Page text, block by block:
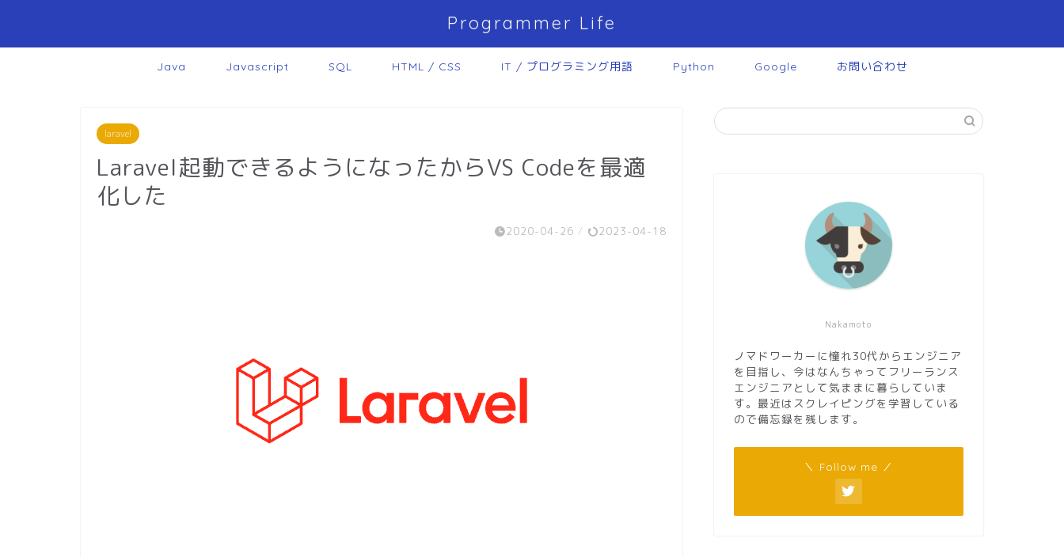
Programmer Life
Java Javascript SQL HTML / CSS IT / プログラミング用語 Python Google お問い合わせ
laravel
Laravel起動できるようになったからVS Codeを最適
化した
2020-04-26 / 2023-04-18
Nakamoto
ノマドワーカーに憧れ30代からエンジニア
を目指し、今はなんちゃってフリーランス
エンジニアとして気ままに暮らしていま
す。最近はスクレイピングを学習している
ので備忘録を残します。
＼ Follow me ／